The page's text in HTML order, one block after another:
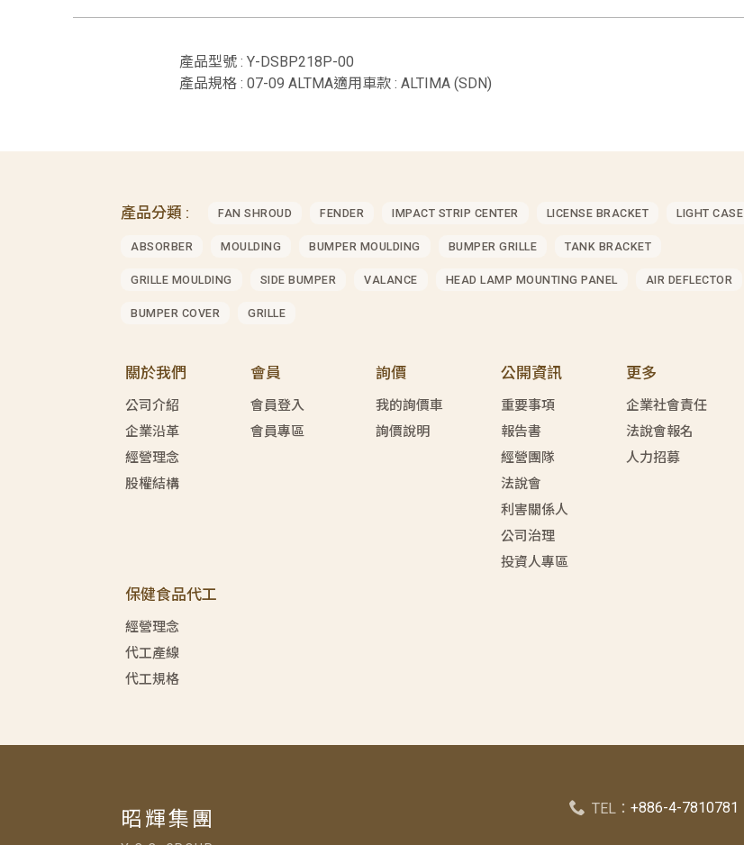
產品型號 : Y-DSBP218P-00
產品規格 : 07-09 ALTMA適用車款 : ALTIMA (SDN)
產品分類 : FAN SHROUD FENDER IMPACT STRIP CENTER LICENSE BRACKET LIGHT CASE
ABSORBER MOULDING BUMPER MOULDING BUMPER GRILLE TANK BRACKET
GRILLE MOULDING SIDE BUMPER VALANCE HEAD LAMP MOUNTING PANEL AIR DEFLECTOR
BUMPER COVER GRILLE
關於我們
公司介紹
企業沿革
經營理念
股權結構
會員
會員登入
會員專區
詢價
我的詢價車
詢價說明
公開資訊
重要事項
報告書
經營團隊
法說會
利害關係人
公司治理
投資人專區
更多
企業社會責任
法說會報名
人力招募
保健食品代工
經營理念
代工產線
代工規格
昭輝集團 TEL： +886-4-7810781